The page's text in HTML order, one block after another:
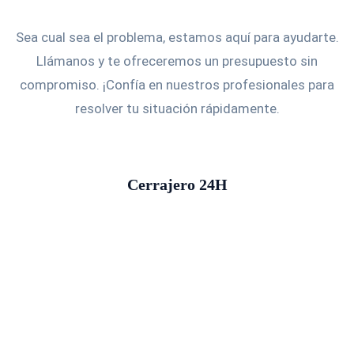
Sea cual sea el problema, estamos aquí para ayudarte.
Llámanos y te ofreceremos un presupuesto sin
compromiso. ¡Confía en nuestros profesionales para
resolver tu situación rápidamente.
Cerrajero 24H